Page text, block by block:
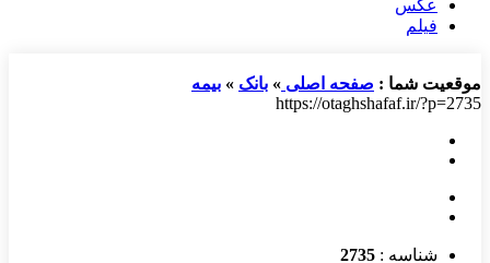
عکس
فیلم
موقعیت شما : صفحه اصلی » بانک » بیمه
https://otaghshafaf.ir/?p=2735
شناسه : 2735